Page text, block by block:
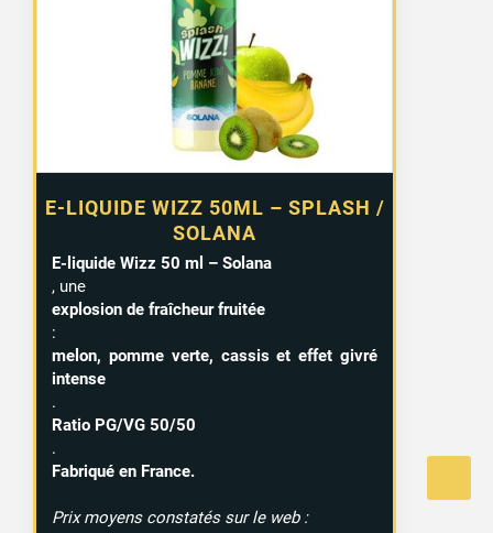
E-LIQUIDE WIZZ 50ML – SPLASH /
SOLANA
E-liquide Wizz 50 ml – Solana
, une
explosion de fraîcheur fruitée
:
melon, pomme verte, cassis et effet givré
intense
.
Ratio PG/VG 50/50
.
Fabriqué en France.
Prix moyens constatés sur le web :